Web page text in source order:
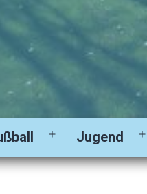
Menü
öffnen
Jugend